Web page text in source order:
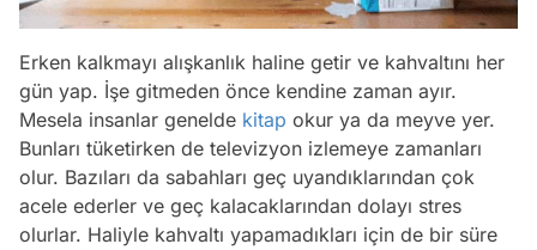
Erken kalkmayı alışkanlık haline getir ve kahvaltını her
gün yap. İşe gitmeden önce kendine zaman ayır.
Mesela insanlar genelde kitap okur ya da meyve yer.
Bunları tüketirken de televizyon izlemeye zamanları
olur. Bazıları da sabahları geç uyandıklarından çok
acele ederler ve geç kalacaklarından dolayı stres
olurlar. Haliyle kahvaltı yapamadıkları için de bir süre